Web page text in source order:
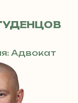
Адвокат